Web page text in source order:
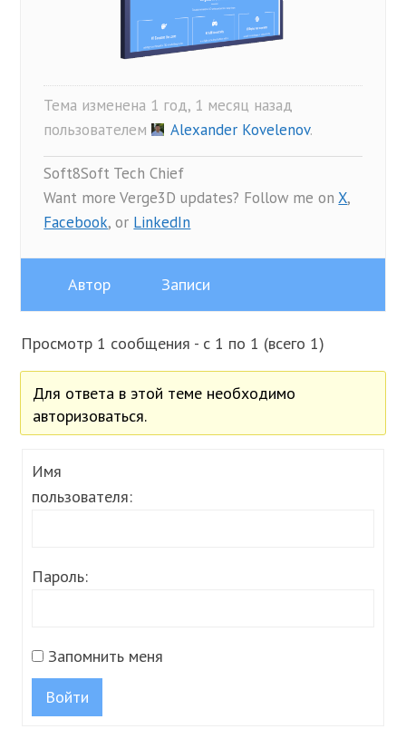
Тема изменена 1 год, 1 месяц назад
пользователем
Alexander Kovelenov.
Soft8Soft Tech Chief
Want more Verge3D updates? Follow me onX,
Facebook, or LinkedIn
Автор Записи
Просмотр 1 сообщения - с 1 по 1 (всего 1)
Для ответа в этой теме необходимо
авторизоваться.
Имя
пользователя:
Пароль:
Запомнить меня
Войти